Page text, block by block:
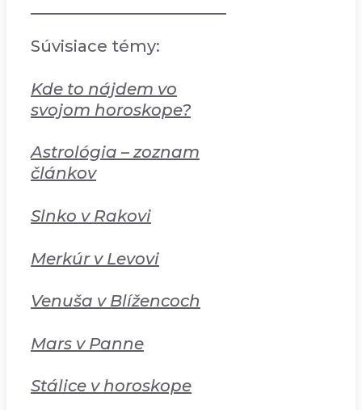
Súvisiace témy:
Kde to nájdem vo
svojom horoskope?
Astrológia – zoznam
článkov
Slnko v Rakovi
Merkúr v Levovi
Venuša v Blížencoch
Mars v Panne
Stálice v horoskope